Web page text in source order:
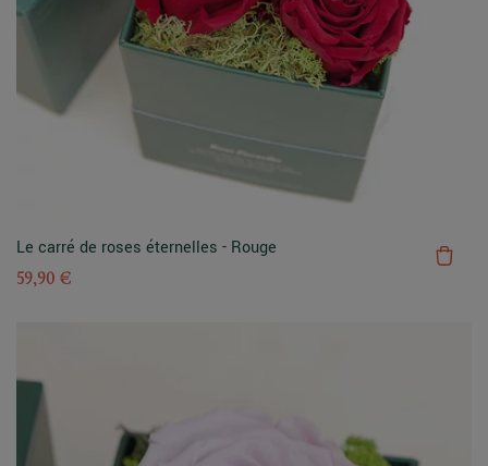
Le carré de roses éternelles - Rouge
59,90 €